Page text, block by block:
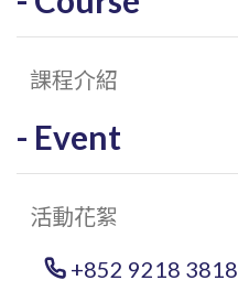
課程介紹
Event
活動花絮
+852 9218 3818